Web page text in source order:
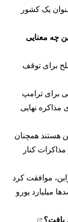
یک کشور
چه معنایی
برای توقف
برای ترامپ
مذاکره نهایی
هستند همچنان
مذاکرات کنار
موافقت کرد
میلیارد یورو
یافت؟